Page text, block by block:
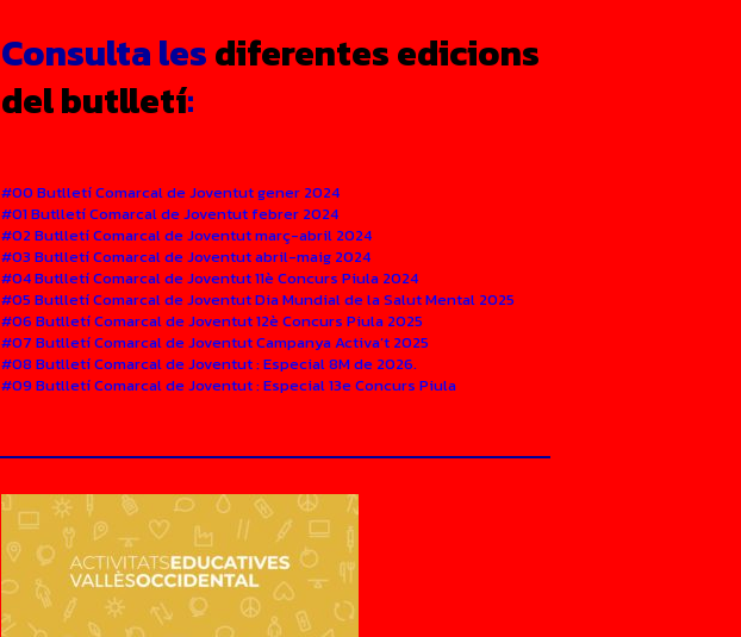
Consulta lesdiferentes edicions
del butlletí:
#00 Butlletí Comarcal de Joventut gener 2024
#01 Butlletí Comarcal de Joventut febrer 2024
#02 Butlletí Comarcal de Joventut març-abril 2024
#03 Butlletí Comarcal de Joventut abril-maig 2024
#04 Butlletí Comarcal de Joventut 11è Concurs Piula 2024
#05 Butlletí Comarcal de Joventut Dia Mundial de la Salut Mental 2025
#06 Butlletí Comarcal de Joventut 12è Concurs Piula 2025
#07 Butlletí Comarcal de Joventut Campanya Activa’t 2025
#08 Butlletí Comarcal de Joventut : Especial 8M de 2026.
#09 Butlletí Comarcal de Joventut : Especial 13e Concurs Piula